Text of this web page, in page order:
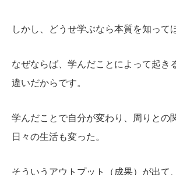
しかし、どうせ学ぶなら本質を知って
なぜならば、学んだことによって起き
違いだからです。
学んだことで自分が変わり、周りとの
日々の生活も変った。
そういうアウトプット（成果）が出て